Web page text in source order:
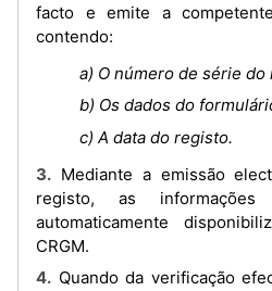
facto e emite a
contendo:
a) O número de série do
b) Os dados do
c) A data do registo.
3. Mediante a emissão electrónica da certidão de
registo, as
automaticamente
CRGM.
4. Quando da verificação efectuada concluir-se pela